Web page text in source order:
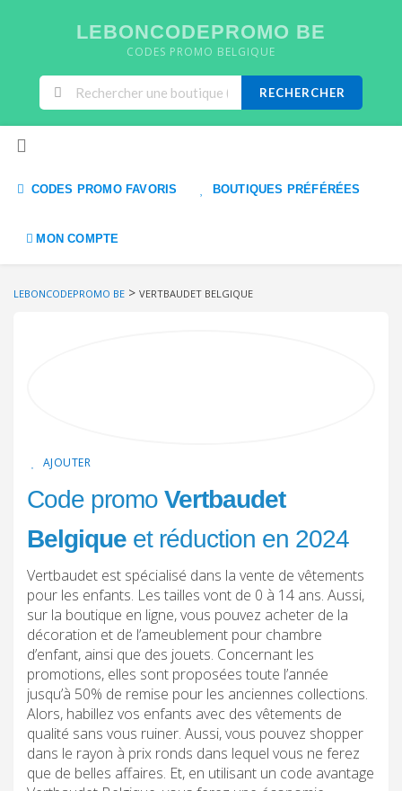
LEBONCODEPROMO BE
CODES PROMO BELGIQUE
RECHERCHER
CODES PROMO FAVORIS BOUTIQUES PRÉFÉRÉES
MON COMPTE
LEBONCODEPROMO BE > VERTBAUDET BELGIQUE
AJOUTER
Code promo Vertbaudet
Belgique et réduction en 2024
Vertbaudet est spécialisé dans la vente de vêtements
pour les enfants. Les tailles vont de 0 à 14 ans. Aussi,
sur la boutique en ligne, vous pouvez acheter de la
décoration et de l’ameublement pour chambre
d’enfant, ainsi que des jouets. Concernant les
promotions, elles sont proposées toute l’année
jusqu’à 50% de remise pour les anciennes collections.
Alors, habillez vos enfants avec des vêtements de
qualité sans vous ruiner. Aussi, vous pouvez shopper
dans le rayon à prix ronds dans lequel vous ne ferez
que de belles affaires. Et, en utilisant un code avantage